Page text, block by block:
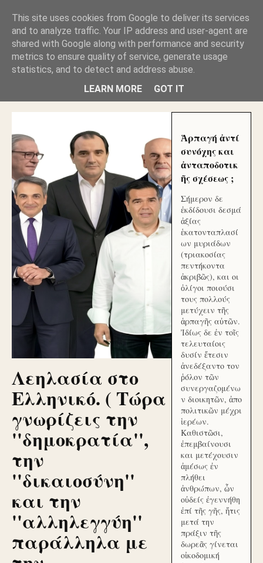
ΑΥΤΟΧΘΟΝΕΣ ΜΟΥ ΕΚΛΕΙΣΑΝ ΤΑ ΣΟΣΙΑΛ ΚΑΙ
ΦΙΜΩΣΑΝ ΤΟ SITE. ΟΙ ΧΙΛΙΑΔΕΣ ΜΙΚΡΟΕΠΕΝΔΥΤΕΣ
ΕΠΕΝΔΥΣΑΤΕ ΓΙΑ ΛΕΗΛΑΣΙΑ ΚΑΙ ΕΓΚΛΗΜΑ ?
ΓΛΥΦΑΔΑ WEB |ΟΙ ΜΕΓΑΛΟΙ ΚΛΕΠΤΑΙ ΑΠΟ ΤΟ
ΜΙΚΡΟΝ ΑΠΑΓΟΥΣΙ
Λεηλασία στο
Ελληνικό. ( Τώρα
γνωρίζεις την
''δημοκρατία'',
την
''δικαιοσύνη''
και την
''αλληλεγγύη''
παράλληλα με
Ἁρπαγή ἀντί
συνόχης και
ἀνταποδοτικ
ῆς σχέσεως ;
Σήμερον δε
ἐκδίδουσι δεσμά
ἀξίας
ἑκατονταπλασί
ων μυριάδων
(τριακοσίας
πεντήκοντα
ἀκριβῶς), και οι
ὀλίγοι ποιούσι
τους πολλούς
μετύχειν τῆς
ἁρπαγῆς αὐτῶν.
Ἰδίως δε ἐν τοῖς
τελευταίοις
δυσίν ἔτεσιν
ἀνεδέξαντο τον
ῥόλον τῶν
συνεργαζομένω
ν διοικητῶν, ἀπο
πολιτικῶν μέχρι
ἱερέων.
Καθιστῶσι,
ἐπεμβαίνουσι
και μετέχουσιν
ἀμέσως ἐν
πλήθει
ἀνθρώπων, ὧν
οὐδείς ἐγεννήθη
ἐπί τῆς γῆς, ἥτις
μετά την
πράξιν τῆς
δωρεᾶς γίνεται
οἰκοδομική
This site uses cookies from Google to deliver its services
and to analyze traffic. Your IP address and user-agent are
shared with Google along with performance and security
metrics to ensure quality of service, generate usage
statistics, and to detect and address abuse.
LEARN MORE
GOT IT